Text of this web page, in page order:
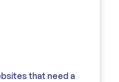
that need a